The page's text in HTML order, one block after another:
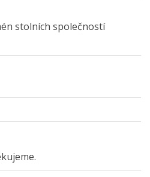
stolních společností